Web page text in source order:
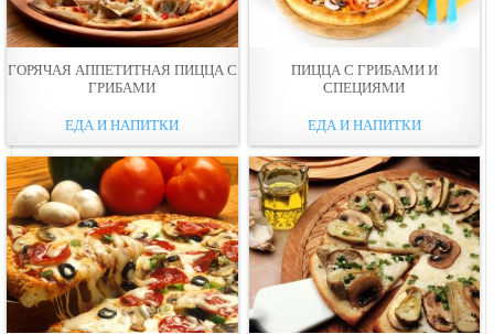
ГОРЯЧАЯ АППЕТИТНАЯ ПИЦЦА С
ГРИБАМИ
ЕДА И НАПИТКИ
ПИЦЦА С ГРИБАМИ И
СПЕЦИЯМИ
ЕДА И НАПИТКИ